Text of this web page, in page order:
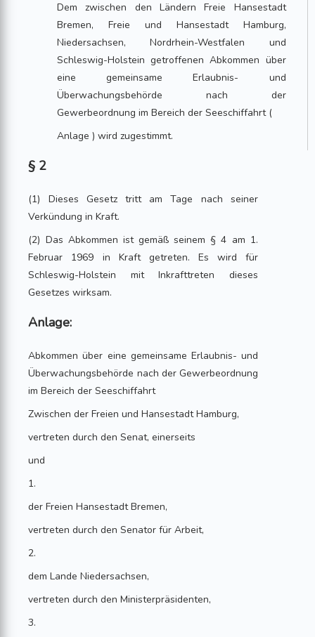
Dem zwischen den Ländern Freie Hansestadt
Bremen, Freie und Hansestadt Hamburg,
Niedersachsen, Nordrhein-Westfalen und
Schleswig-Holstein getroffenen Abkommen über
eine gemeinsame Erlaubnis- und
Überwachungsbehörde nach der
Gewerbeordnung im Bereich der Seeschiffahrt (
Anlage ) wird zugestimmt.
§ 2
(1) Dieses Gesetz tritt am Tage nach seiner
Verkündung in Kraft.
(2) Das Abkommen ist gemäß seinem § 4 am 1.
Februar 1969 in Kraft getreten. Es wird für
Schleswig-Holstein mit Inkrafttreten dieses
Gesetzes wirksam.
Anlage:
Abkommen über eine gemeinsame Erlaubnis- und
Überwachungsbehörde nach der Gewerbeordnung
im Bereich der Seeschiffahrt
Zwischen der Freien und Hansestadt Hamburg,
vertreten durch den Senat, einerseits
und
1.
der Freien Hansestadt Bremen,
vertreten durch den Senator für Arbeit,
2.
dem Lande Niedersachsen,
vertreten durch den Ministerpräsidenten,
3.